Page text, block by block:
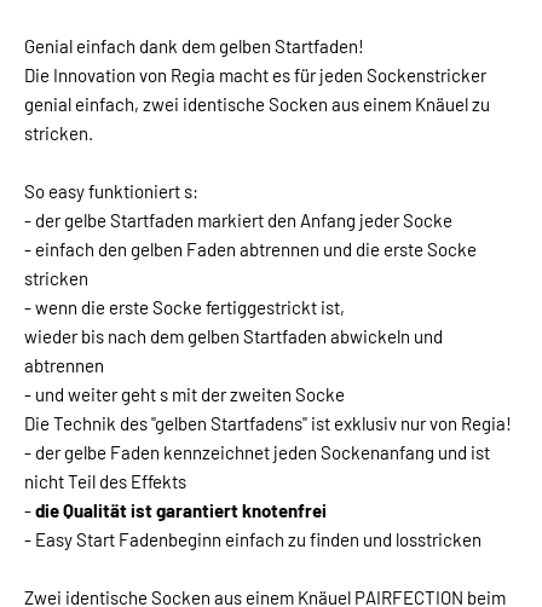
Genial einfach dank dem gelben Startfaden!
Die Innovation von Regia macht es für jeden Sockenstricker
genial einfach, zwei identische Socken aus einem Knäuel zu
stricken.
So easy funktioniert s:
- der gelbe Startfaden markiert den Anfang jeder Socke
- einfach den gelben Faden abtrennen und die erste Socke
stricken
- wenn die erste Socke fertiggestrickt ist,
wieder bis nach dem gelben Startfaden abwickeln und
abtrennen
- und weiter geht s mit der zweiten Socke
Die Technik des "gelben Startfadens" ist exklusiv nur von Regia!
- der gelbe Faden kennzeichnet jeden Sockenanfang und ist
nicht Teil des Effekts
-die Qualität ist garantiert knotenfrei
- Easy Start Fadenbeginn einfach zu finden und losstricken
Zwei identische Socken aus einem Knäuel PAIRFECTION beim